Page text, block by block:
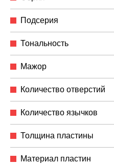
Подсерия
Тональность
Мажор
Количество отверстий
Количество язычков
Толщина пластины
Материал пластин